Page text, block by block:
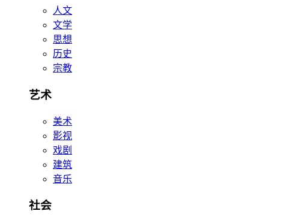
人文
文学
思想
历史
宗教
艺术
美术
影视
戏剧
建筑
音乐
社会